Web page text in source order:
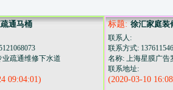
通马桶
业疏通维修下水道
09:04:01)
标题: 徐汇家庭装
联系人:
联系方式:
名称: 上海星膜广告
联系地址:
(2020-03-10